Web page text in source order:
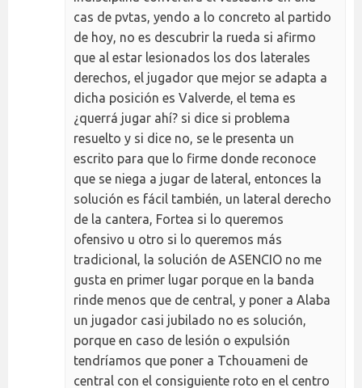
cas de pvtas, yendo a lo concreto al partido
de hoy, no es descubrir la rueda si afirmo
que al estar lesionados los dos laterales
derechos, el jugador que mejor se adapta a
dicha posición es Valverde, el tema es
¿querrá jugar ahí? si dice si problema
resuelto y si dice no, se le presenta un
escrito para que lo firme donde reconoce
que se niega a jugar de lateral, entonces la
solución es fácil también, un lateral derecho
de la cantera, Fortea si lo queremos
ofensivo u otro si lo queremos más
tradicional, la solución de ASENCIO no me
gusta en primer lugar porque en la banda
rinde menos que de central, y poner a Alaba
un jugador casi jubilado no es solución,
porque en caso de lesión o expulsión
tendríamos que poner a Tchouameni de
central con el consiguiente roto en el centro